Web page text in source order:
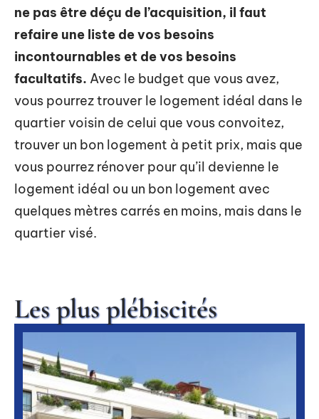
ne pas être déçu de l’acquisition, il faut
refaire une liste de vos besoins
incontournables et de vos besoins
facultatifs. Avec le budget que vous avez,
vous pourrez trouver le logement idéal dans le
quartier voisin de celui que vous convoitez,
trouver un bon logement à petit prix, mais que
vous pourrez rénover pour qu’il devienne le
logement idéal ou un bon logement avec
quelques mètres carrés en moins, mais dans le
quartier visé.
Les plus plébiscités